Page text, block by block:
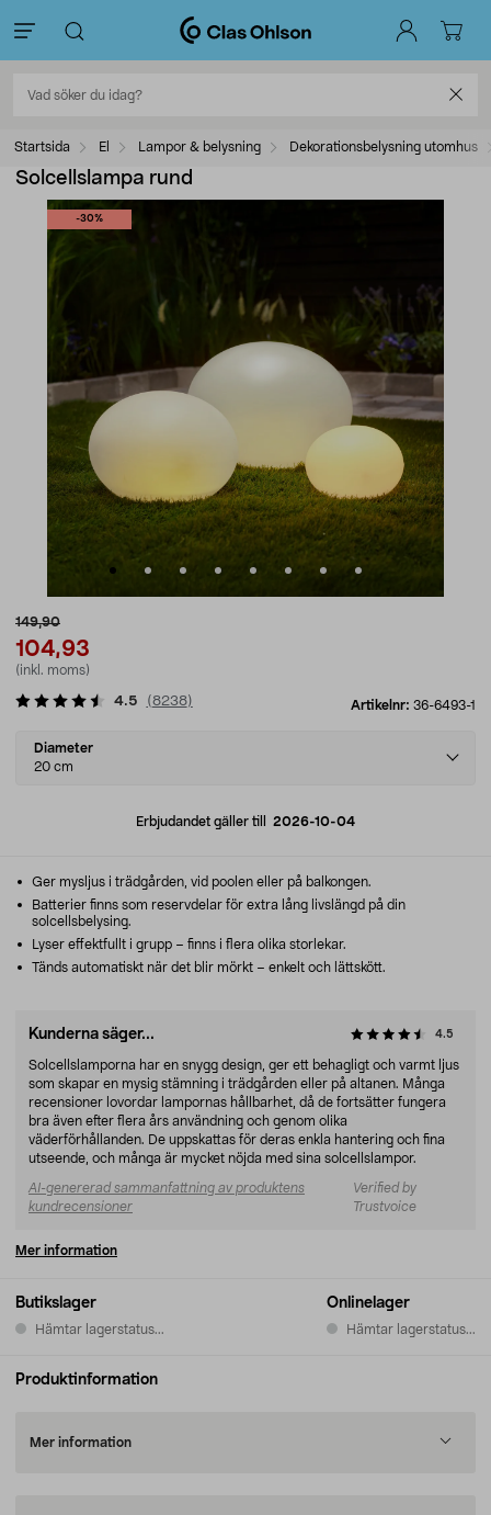
Startsida El Lampor & belysning Dekorationsbelysning utomhus
Solcellslampa rund
-30%
149,90
104,93
(inkl. moms)
Artikelnr: 36-6493-1
4.5 (8238)
Select
variant
Diameter
20 cm
Erbjudandet gäller till 2026-10-04
Butikslager
Hämtar lagerstatus...
Onlinelager
Hämtar lagerstatus...
Ger mysljus i trädgården, vid poolen eller på balkongen.
Batterier finns som reservdelar för extra lång livslängd på din
solcellsbelysing.
Lyser effektfullt i grupp – finns i flera olika storlekar.
Tänds automatiskt när det blir mörkt – enkelt och lättskött.
Kunderna säger... 4.5
Solcellslamporna har en snygg design, ger ett behagligt och varmt ljus
som skapar en mysig stämning i trädgården eller på altanen. Många
recensioner lovordar lampornas hållbarhet, då de fortsätter fungera
bra även efter flera års användning och genom olika
väderförhållanden. De uppskattas för deras enkla hantering och fina
utseende, och många är mycket nöjda med sina solcellslampor.
AI-genererad sammanfattning av produktens
kundrecensioner
Verified by
Trustvoice
Mer information
Produktinformation
Mer information